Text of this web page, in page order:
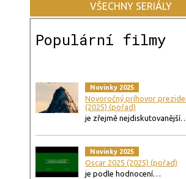
VŠECHNY SERIÁLY
Populární filmy
Novinky 2025
Novoročný príhovor
(2025) (pořad)
je zřejmě
Novinky 2025
Oscar 2025 (2025) (pořad)
je podle hodnocení…